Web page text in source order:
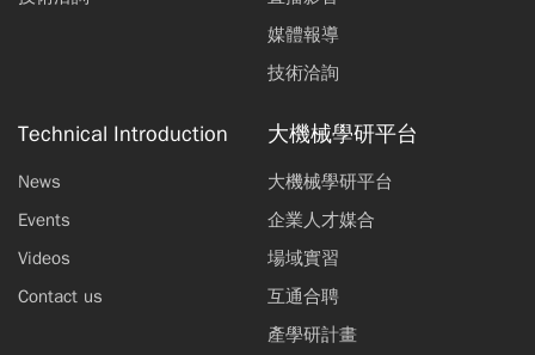
媒體報導
技術洽詢
Technical Introduction
News
Events
Videos
Contact us
大機械學研平台
大機械學研平台
企業人才媒合
場域實習
互通合聘
產學研計畫